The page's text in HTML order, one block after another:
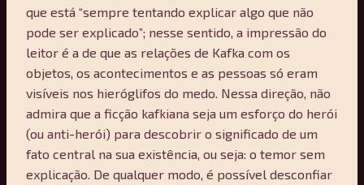
que está “sempre tentando explicar algo que não
pode ser explicado”; nesse sentido, a impressão do
leitor é a de que as relações de Kafka com os
objetos, os acontecimentos e as pessoas só eram
visíveis nos hieróglifos do medo. Nessa direção, não
admira que a ficção kafkiana seja um esforço do herói
(ou anti-herói) para descobrir o significado de um
fato central na sua existência, ou seja: o temor sem
explicação. De qualquer modo, é possível desconfiar